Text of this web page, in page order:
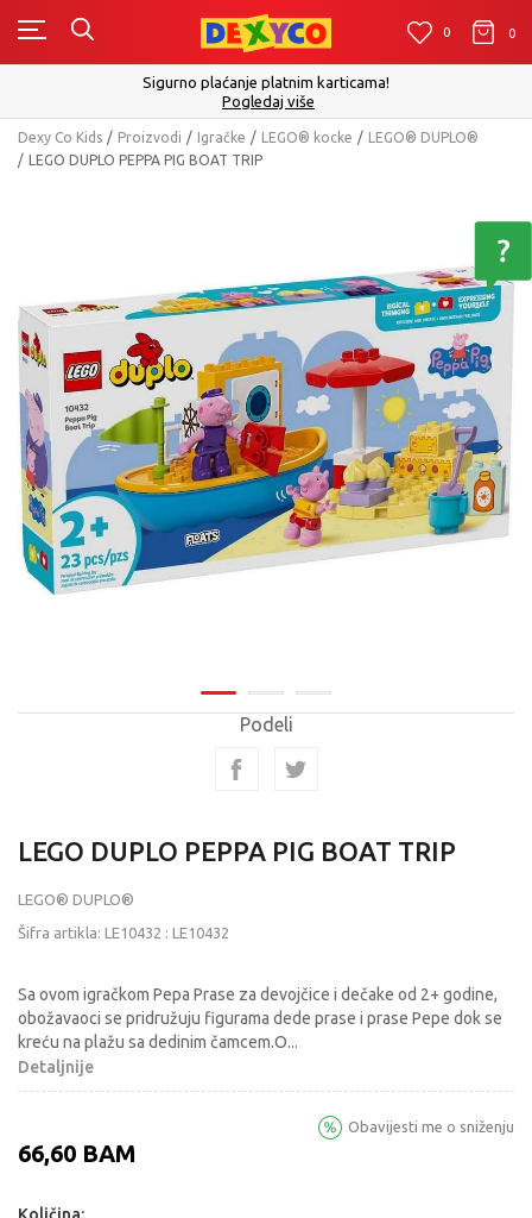
0 0
Sigurno plaćanje platnim karticama!
Pogledaj više
Dexy Co Kids Proizvodi Igračke LEGO® kocke
LEGO® DUPLO®
LEGO DUPLO PEPPA PIG BOAT TRIP
Podeli
LEGO DUPLO PEPPA PIG BOAT TRIP
LEGO® DUPLO®
Šifra artikla: LE10432 : LE10432
Sa ovom igračkom Pepa Prase za devojčice i dečake od 2+ godine,
obožavaoci se pridružuju figurama dede prase i prase Pepe dok se
kreću na plažu sa dedinim čamcem.O...
Detaljnije
66,60 BAM
Obavijesti me o sniženju